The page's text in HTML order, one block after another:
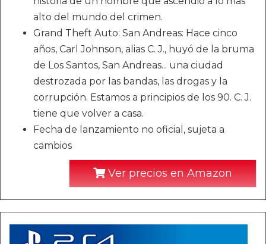
alto del mundo del crimen.
Grand Theft Auto: San Andreas: Hace cinco
años, Carl Johnson, alias C. J., huyó de la bruma
de Los Santos, San Andreas... una ciudad
destrozada por las bandas, las drogas y la
corrupción. Estamos a principios de los 90. C. J.
tiene que volver a casa.
Fecha de lanzamiento no oficial, sujeta a
cambios
Ver precios en Amazon